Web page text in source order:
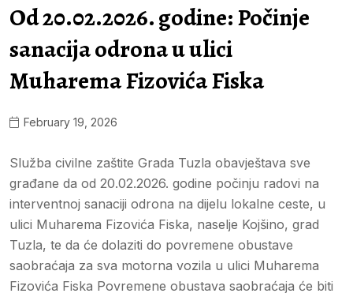
Od 20.02.2026. godine: Počinje
sanacija odrona u ulici
Muharema Fizovića Fiska
February 19, 2026
Služba civilne zaštite Grada Tuzla obavještava sve
građane da od 20.02.2026. godine počinju radovi na
interventnoj sanaciji odrona na dijelu lokalne ceste, u
ulici Muharema Fizovića Fiska, naselje Kojšino, grad
Tuzla, te da će dolaziti do povremene obustave
saobraćaja za sva motorna vozila u ulici Muharema
Fizovića Fiska Povremene obustava saobraćaja će biti